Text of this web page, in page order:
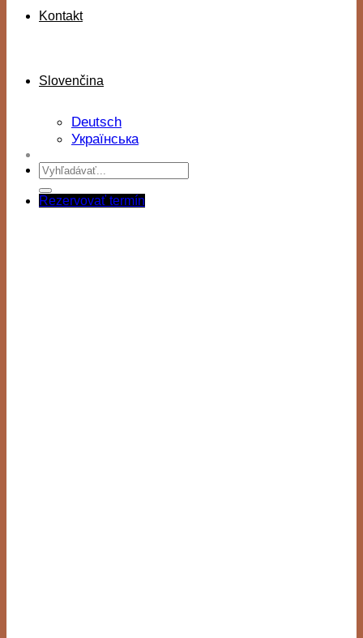
Kontakt
Slovenčina
Deutsch
Українська
Rezervovať termín